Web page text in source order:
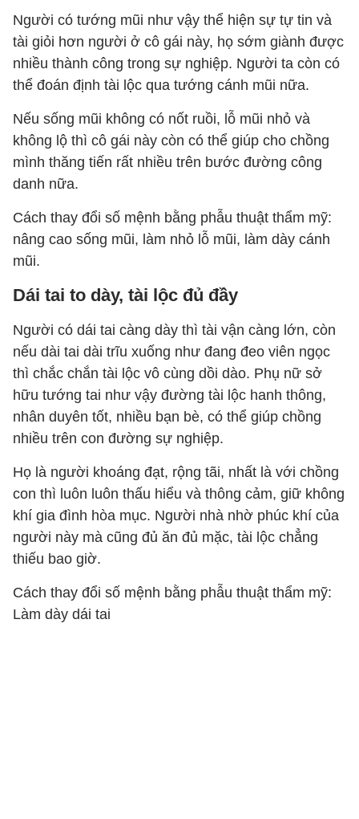
Người có tướng mũi như vậy thể hiện sự tự tin và
tài giỏi hơn người ở cô gái này, họ sớm giành được
nhiều thành công trong sự nghiệp. Người ta còn có
thể đoán định tài lộc qua tướng cánh mũi nữa.
Nếu sống mũi không có nốt ruồi, lỗ mũi nhỏ và
không lộ thì cô gái này còn có thể giúp cho chồng
mình thăng tiến rất nhiều trên bước đường công
danh nữa.
Cách thay đổi số mệnh bằng phẫu thuật thẩm mỹ:
nâng cao sống mũi, làm nhỏ lỗ mũi, làm dày cánh
mũi.
Dái tai to dày, tài lộc đủ đầy
Người có dái tai càng dày thì tài vận càng lớn, còn
nếu dài tai dài trĩu xuống như đang đeo viên ngọc
thì chắc chắn tài lộc vô cùng dồi dào. Phụ nữ sở
hữu tướng tai như vậy đường tài lộc hanh thông,
nhân duyên tốt, nhiều bạn bè, có thể giúp chồng
nhiều trên con đường sự nghiệp.
Họ là người khoáng đạt, rộng tãi, nhất là với chồng
con thì luôn luôn thấu hiểu và thông cảm, giữ không
khí gia đình hòa mục. Người nhà nhờ phúc khí của
người này mà cũng đủ ăn đủ mặc, tài lộc chẳng
thiếu bao giờ.
Cách thay đổi số mệnh bằng phẫu thuật thẩm mỹ:
Làm dày dái tai